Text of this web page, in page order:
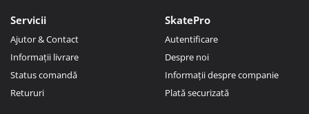
Servicii
Ajutor & Contact
Informații livrare
Status comandă
Retururi
SkatePro
Autentificare
Despre noi
Informații despre companie
Plată securizată